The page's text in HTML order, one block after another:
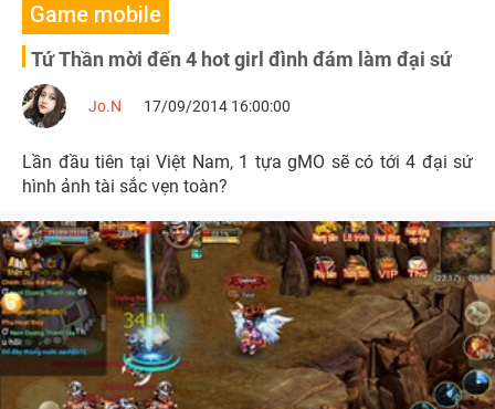
Game mobile
Tứ Thần mời đến 4 hot girl đình đám làm đại sứ
Jo.N 17/09/2014 16:00:00
Lần đầu tiên tại Việt Nam, 1 tựa gMO sẽ có tới 4 đại sứ
hình ảnh tài sắc vẹn toàn?